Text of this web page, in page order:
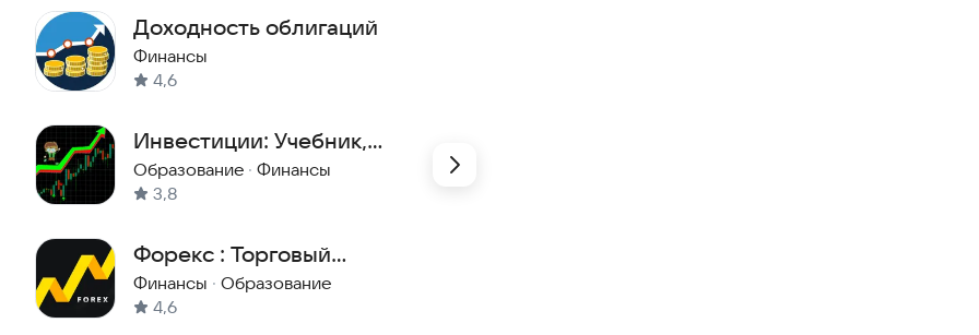
📈
фанатов фондового рынка. 💯
тренируетесь торговать с реальными данными и
путь в инвестициях. 🙌
Доходность облигаций
Финансы
4,6
Инвестиции: Учебник,
Тесты, Симулятор биржи
Образование · Финансы
3,8
Форекс : Торговый
симулятор
Финансы · Образование
4,6